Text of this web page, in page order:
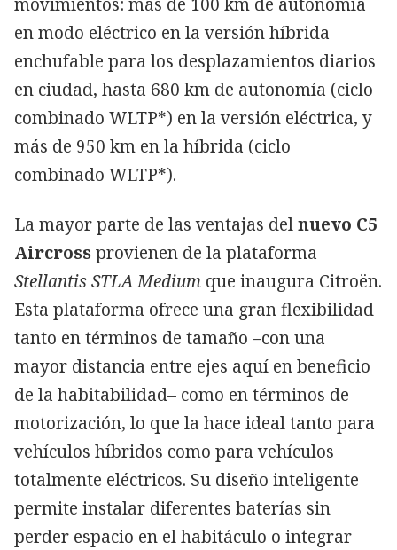
movimientos: más de 100 km de autonomía
en modo eléctrico en la versión híbrida
enchufable para los desplazamientos diarios
en ciudad, hasta 680 km de autonomía (ciclo
combinado WLTP*) en la versión eléctrica, y
más de 950 km en la híbrida (ciclo
combinado WLTP*).
La mayor parte de las ventajas delnuevo C5
Aircrossprovienen de la plataforma
Stellantis STLA Medium que inaugura Citroën.
Esta plataforma ofrece una gran flexibilidad
tanto en términos de tamaño –con una
mayor distancia entre ejes aquí en beneficio
de la habitabilidad– como en términos de
motorización, lo que la hace ideal tanto para
vehículos híbridos como para vehículos
totalmente eléctricos. Su diseño inteligente
permite instalar diferentes baterías sin
perder espacio en el habitáculo o integrar